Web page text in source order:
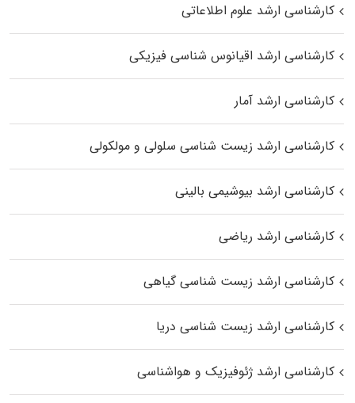
کارشناسی ارشد علوم اطلاعاتی
کارشناسی ارشد اقیانوس‌ شناسی فیزیکی
کارشناسی ارشد آمار
کارشناسی ارشد زیست شناسی سلولی و مولکولی
کارشناسی ارشد بیوشیمی بالینی
کارشناسی ارشد ریاضی
کارشناسی ارشد زیست‌ شناسی گیاهی
کارشناسی ارشد زیست‌ شناسی دریا
کارشناسی ارشد ژئوفیزیک و هواشناسی